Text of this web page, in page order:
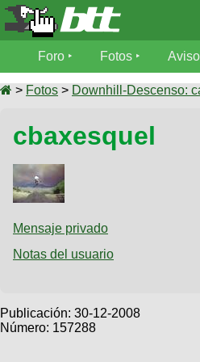
Foro
MecÃ¡nica
Fotos
SUBÃ
tu foto
Galeria
XC
Bicicletas
Descenso
Avisos
Ventas
tu
Ultimos
BicicleterÃ­
Bicicletas
Bicicletas
Tandem
Cicloturismo
Foro Fotos
> Fotos > Downhill-Descenso:
cbaxesquel
Mensaje privado
Notas del usuario
Publicación: 30-12-2008
Número: 157288